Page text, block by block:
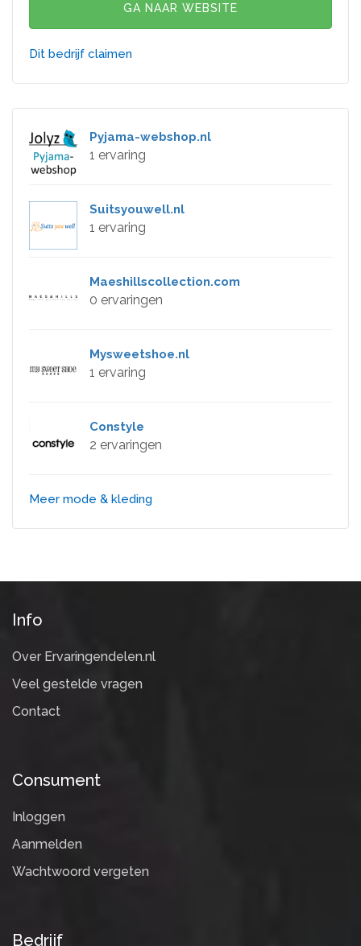
GA NAAR WEBSITE
Dit bedrijf claimen
Pyjama-webshop.nl
1 ervaring
Suitsyouwell.nl
1 ervaring
Maeshillscollection.com
0 ervaringen
Mysweetshoe.nl
1 ervaring
Constyle
2 ervaringen
Meer mode & kleding
Info
Over Ervaringendelen.nl
Veel gestelde vragen
Contact
Consument
Inloggen
Aanmelden
Wachtwoord vergeten
Bedrijf